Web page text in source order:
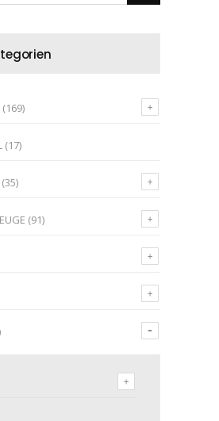
(169)
(17)
(35)
(91)